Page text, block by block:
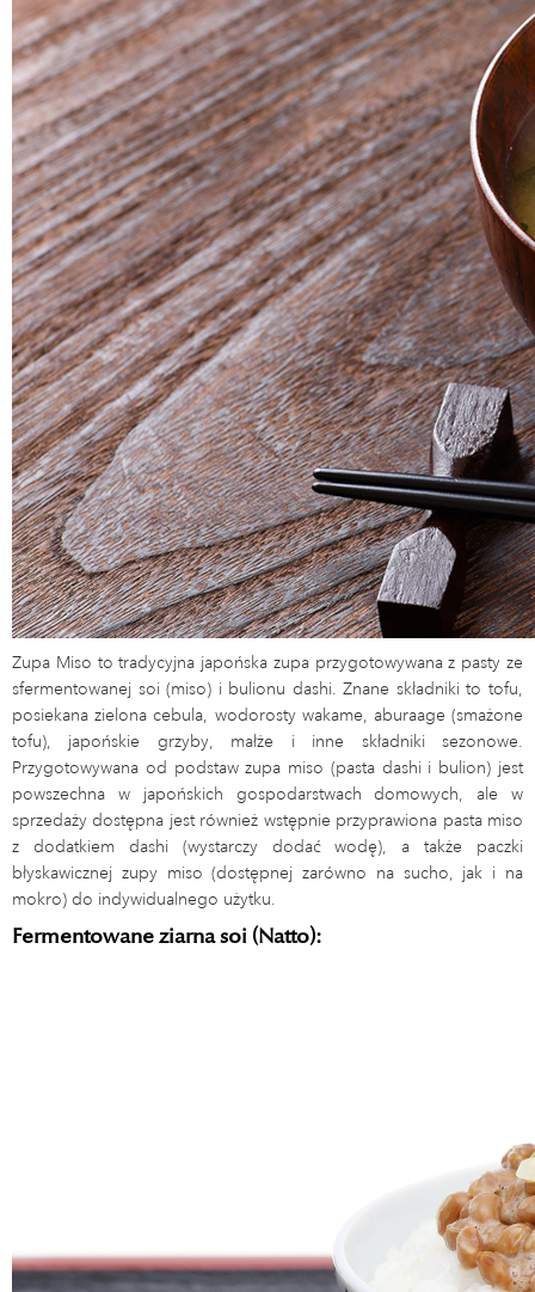
Zupa Miso to tradycyjna japońska zupa przygotowywana z pasty ze
sfermentowanej soi (miso) i bulionu dashi. Znane składniki to tofu,
posiekana zielona cebula, wodorosty wakame, aburaage (smażone
tofu), japońskie grzyby, małże i inne składniki sezonowe.
Przygotowywana od podstaw zupa miso (pasta dashi i bulion) jest
powszechna w japońskich gospodarstwach domowych, ale w
sprzedaży dostępna jest również wstępnie przyprawiona pasta miso
z dodatkiem dashi (wystarczy dodać wodę), a także paczki
błyskawicznej zupy miso (dostępnej zarówno na sucho, jak i na
mokro) do indywidualnego użytku.
Fermentowane ziarna soi (Natto):